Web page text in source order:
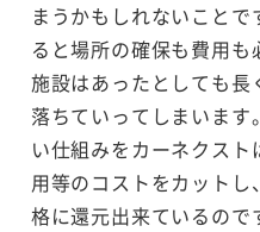
まうかもしれないこと
ると場所の確保も費用
施設はあったとしても長
落ちていってしまいま
い仕組みをカーネクス
用等のコストをカット
格に還元出来ているので